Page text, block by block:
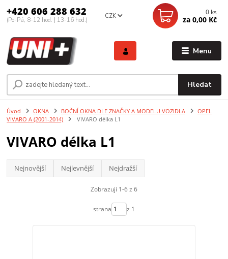
Menu
CZK
Hledat
+420 606 288 632
(Po-Pá, 8-12 hod. | 13-16 hod.)
0 ks
za 0,00 Kč
Úvod OKNA BOČNÍ OKNA DLE ZNAČKY A MODELU VOZIDLA
OPEL
VIVARO A (2001-2014)
VIVARO délka L1
VIVARO délka L1
Nejnovější Nejlevnější Nejdražší
Zobrazuji 1-6 z 6
strana z 1